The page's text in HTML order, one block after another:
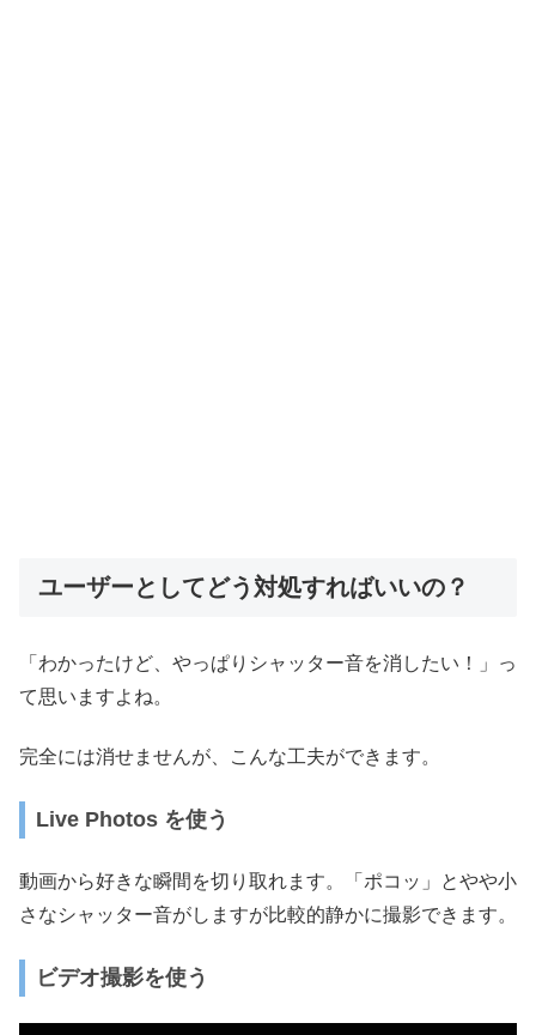
ユーザーとしてどう対処すればいいの？
「わかったけど、やっぱりシャッター音を消したい！」っ
て思いますよね。
完全には消せませんが、こんな工夫ができます。
Live Photos を使う
動画から好きな瞬間を切り取れます。「ポコッ」とやや小
さなシャッター音がしますが比較的静かに撮影できます。
ビデオ撮影を使う